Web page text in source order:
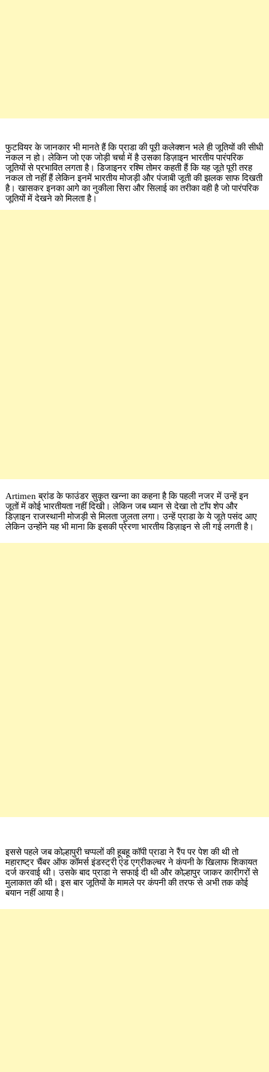
फुटवियर के जानकार भी मानते हैं कि प्राडा की पूरी कलेक्शन भले ही जूतियों की सीधी
नकल न हो। लेकिन जो एक जोड़ी चर्चा में है उसका डिज़ाइन भारतीय पारंपरिक
जूतियों से प्रभावित लगता है। डिजाइनर रश्मि तोमर कहती हैं कि यह जूते पूरी तरह
नकल तो नहीं हैं लेकिन इनमें भारतीय मोजड़ी और पंजाबी जूती की झलक साफ दिखती
है। खासकर इनका आगे का नुकीला सिरा और सिलाई का तरीका वही है जो पारंपरिक
जूतियों में देखने को मिलता है।
Artimen ब्रांड के फाउंडर सुकृत खन्ना का कहना है कि पहली नजर में उन्हें इन
जूतों में कोई भारतीयता नहीं दिखी। लेकिन जब ध्यान से देखा तो टॉप शेप और
डिज़ाइन राजस्थानी मोजड़ी से मिलता जुलता लगा। उन्हें प्राडा के ये जूते पसंद आए
लेकिन उन्होंने यह भी माना कि इसकी प्रेरणा भारतीय डिज़ाइन से ली गई लगती है।
इससे पहले जब कोल्हापुरी चप्पलों की हूबहू कॉपी प्राडा ने रैंप पर पेश की थी तो
महाराष्ट्र चैंबर ऑफ कॉमर्स इंडस्ट्री एंड एग्रीकल्चर ने कंपनी के खिलाफ शिकायत
दर्ज करवाई थी। उसके बाद प्राडा ने सफाई दी थी और कोल्हापुर जाकर कारीगरों से
मुलाकात की थी। इस बार जूतियों के मामले पर कंपनी की तरफ से अभी तक कोई
बयान नहीं आया है।